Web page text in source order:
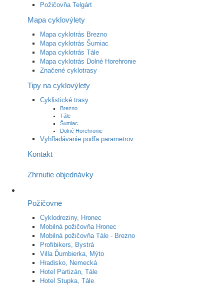
Požičovňa Telgárt
Mapa cyklovýlety
Mapa cyklotrás Brezno
Mapa cyklotrás Šumiac
Mapa cyklotrás Tále
Mapa cyklotrás Dolné Horehronie
Značené cyklotrasy
Tipy na cyklovýlety
Cyklistické trasy
Brezno
Tále
Šumiac
Dolné Horehronie
Vyhľladávanie podľa parametrov
Kontakt
Zhrnutie objednávky
Požičovne
Cyklodreziny, Hronec
Mobilná požičovňa Hronec
Mobilná požičovňa Tále - Brezno
Profibikers, Bystrá
Villa Ďumbierka, Mýto
Hradisko, Nemecká
Hotel Partizán, Tále
Hotel Stupka, Tále